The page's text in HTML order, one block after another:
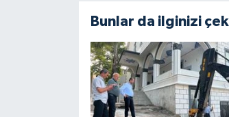
Bunlar da ilginizi